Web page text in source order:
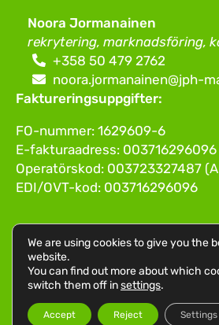
Noora Jormanainen
rekrytering, marknadsföring,
+358 50 479 2762
noora.jormanainen@jph-
Faktureringsuppgifter:
FO-nummer: 1629609-6
E-fakturaadress: 003716296096
Operatörskod: 003723327487
EDI/OVT-kod: 003716296096
We are using cookies to give you the
website.
You can find out more about which
switch them off insettings.
Accept Reject Settings